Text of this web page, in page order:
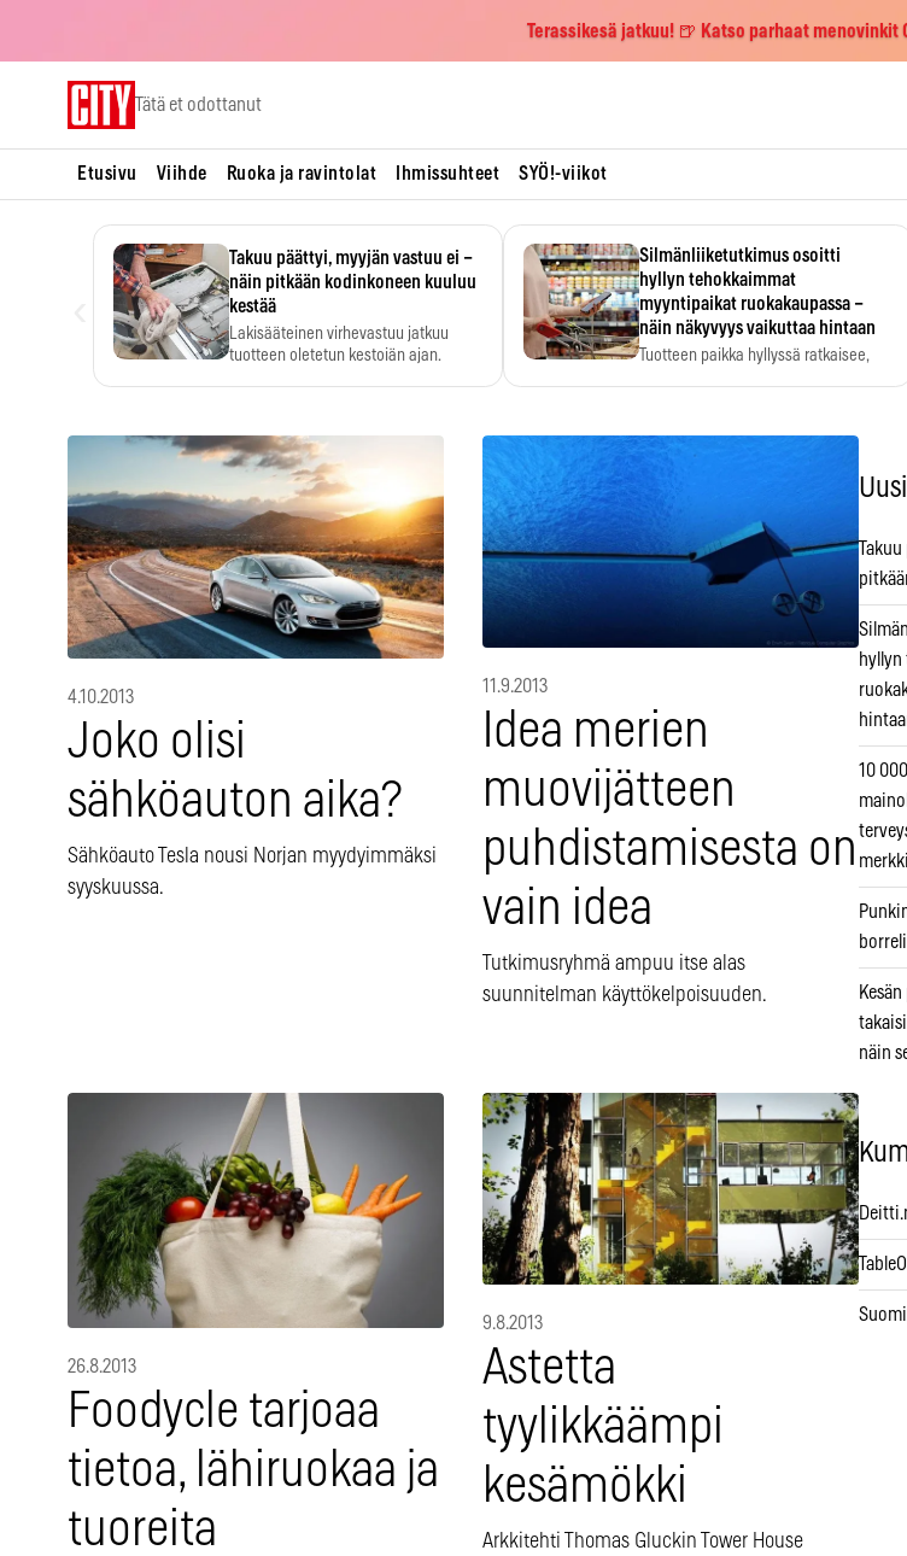
Terassikesä jatkuu! 🍺 Katso parhaat menovinkit
Tätä et odottanut
Etusivu Viihde Ruoka ja ravintolat Ihmissuhteet SYÖ!-viikot
Takuu päättyi, myyjän vastuu ei –
näin pitkään kodinkoneen kuuluu
kestää
Lakisääteinen virhevastuu jatkuu
tuotteen oletetun kestoiän ajan.
Silmänliiketutkimus osoitti
hyllyn tehokkaimmat
myyntipaikat ruokakaupassa –
näin näkyvyys vaikuttaa hintaan
Tuotteen paikka hyllyssä ratkaisee,
4.10.2013
Joko olisi
sähköauton aika?
Sähköauto Tesla nousi Norjan myydyimmäksi
syyskuussa.
11.9.2013
Idea merien
muovijätteen
puhdistamisesta on
vain idea
Tutkimusryhmä ampuu itse alas
suunnitelman käyttökelpoisuuden.
26.8.2013
Foodycle tarjoaa
tietoa, lähiruokaa ja
tuoreita
9.8.2013
Astetta
tyylikkäämpi
kesämökki
Arkkitehti Thomas Gluckin Tower House
10
näin